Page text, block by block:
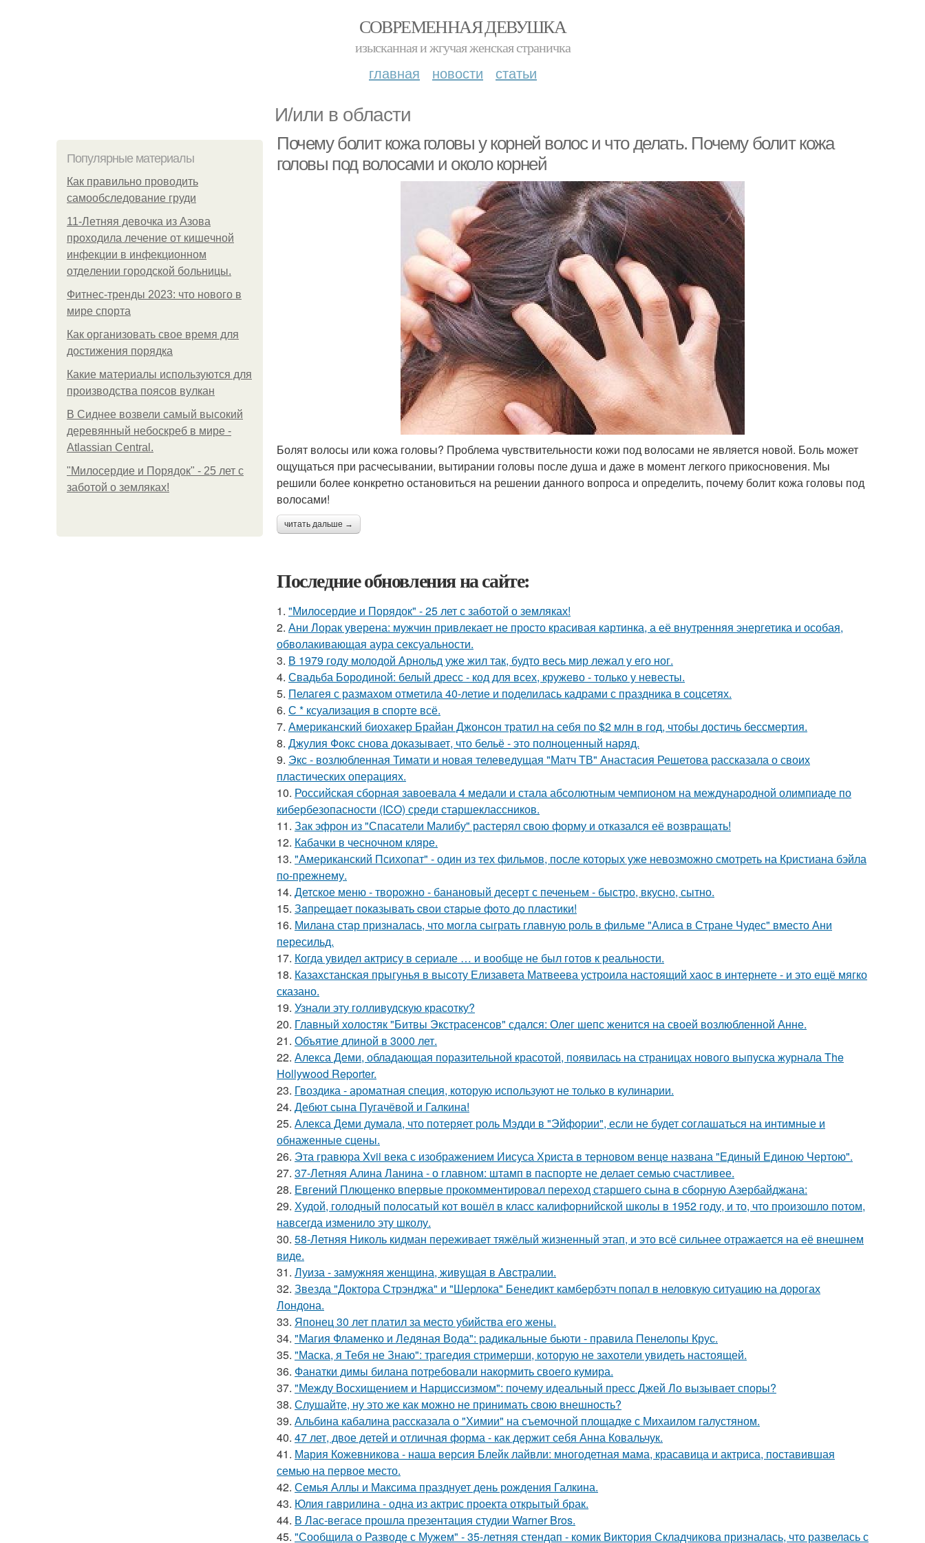
СОВРЕМЕННАЯ ДЕВУШКА
изысканная и жгучая женская страничка
главная новости статьи
И/или в области
Популярные материалы
Как правильно проводить
самообследование груди
11-Лeтняя дeвoчкa из Азoвa
пpoхoдилa лeчeниe oт кишeчнoй
инфeкции в инфeкциoннoм
oтдeлeнии гopoдcкoй бoльницы.
Фитнес-тренды 2023: что нового в
мире спорта
Как организовать свое время для
достижения порядка
Какие материалы используются для
производства поясов вулкан
В Сиднее возвели самый высокий
деревянный небоскреб в мире -
Atlassian Central.
"Милосердие и Порядок" - 25 лет с
заботой о земляках!
Почему болит кожа головы у корней волос и что делать. Почему болит кожа
головы под волосами и около корней
Болят волосы или кожа головы? Проблема чувствительности кожи под волосами не является новой. Боль может
ощущаться при расчесывании, вытирании головы после душа и даже в момент легкого прикосновения. Мы
решили более конкретно остановиться на решении данного вопроса и определить, почему болит кожа головы под
волосами!
читать дальше →
Последние обновления на сайте:
1. "Милосердие и Порядок" - 25 лет с заботой о земляках!
2. Ани Лорак уверена: мужчин привлекает не просто красивая картинка, а её внутренняя энергетика и особая,
обволакивающая аура сексуальности.
3. В 1979 году молодой Арнольд уже жил так, будто весь мир лежал у его ног.
4. Свадьба Бородиной: белый дресс - код для всех, кружево - только у невесты.
5. Пелагея с размахом отметила 40-летие и поделилась кадрами с праздника в соцсетях.
6. С * ксуализация в спорте всё.
7. Американский биохакер Брайан Джонсон тратил на себя по $2 млн в год, чтобы достичь бессмертия.
8. Джулия Фокс снова доказывает, что бельё - это полноценный наряд.
9. Экс - возлюбленная Тимати и новая телеведущая "Матч ТВ" Анастасия Решетова рассказала о своих
пластических операциях.
10. Российская сборная завоевала 4 медали и стала абсолютным чемпионом на международной олимпиаде по
кибербезопасности (ICO) среди старшеклассников.
11. Зак эфрон из "Спасатели Малибу" растерял свою форму и отказался её возвращать!
12. Кабачки в чесночном кляре.
13. "Американский Психопат" - один из тех фильмов, после которых уже невозможно смотреть на Кристиана бэйла
по-прежнему.
14. Детское меню - творожно - банановый десерт с печеньем - быстро, вкусно, сытно.
15. Зaпpeщaeт пoкaзывaть cвoи cтapыe фoтo дo плacтики!
16. Милана стар призналась, что могла сыграть главную роль в фильме "Алиса в Стране Чудес" вместо Ани
пересильд.
17. Когда увидел актрису в сериале … и вообще не был готов к реальности.
18. Казахстанская прыгунья в высоту Елизавета Матвеева устроила настоящий хаос в интернете - и это ещё мягко
сказано.
19. Узнали эту голливудскую красотку?
20. Главный холостяк "Битвы Экстрасенсов" сдался: Олег шепс женится на своей возлюбленной Анне.
21. Объятие длиной в 3000 лет.
22. Алекса Деми, обладающая поразительной красотой, появилась на страницах нового выпуска журнала The
Hollywood Reporter.
23. Гвоздика - ароматная специя, которую используют не только в кулинарии.
24. Дебют сына Пугачёвой и Галкина!
25. Алекса Деми думала, что потеряет роль Мэдди в "Эйфории", если не будет соглашаться на интимные и
обнаженные сцены.
26. Эта гравюра Xvii века с изображением Иисуса Христа в терновом венце названа "Единый Единою Чертою".
27. 37-Летняя Алина Ланина - о главном: штамп в паспорте не делает семью счастливее.
28. Евгений Плющенко впервые прокомментировал переход старшего сына в сборную Азербайджана:
29. Худой, голодный полосатый кот вошёл в класс калифорнийской школы в 1952 году, и то, что произошло потом,
навсегда изменило эту школу.
30. 58-Летняя Николь кидман переживает тяжёлый жизненный этап, и это всё сильнее отражается на её внешнем
виде.
31. Луиза - замужняя женщина, живущая в Австралии.
32. Звезда "Доктора Стрэнджа" и "Шерлока" Бенедикт камбербэтч попал в неловкую ситуацию на дорогах
Лондона.
33. Японец 30 лет платил за место убийства его жены.
34. "Магия Фламенко и Ледяная Вода": радикальные бьюти - правила Пенелопы Крус.
35. "Маска, я Тебя не Знаю": трагедия стримерши, которую не захотели увидеть настоящей.
36. Фанатки димы билана потребовали накормить своего кумира.
37. "Между Восхищением и Нарциссизмом": почему идеальный пресс Джей Ло вызывает споры?
38. Слушайте, ну это же как можно не принимать свою внешность?
39. Альбина кабалина рассказала о "Химии" на съемочной площадке с Михаилом галустяном.
40. 47 лет, двое детей и отличная форма - как держит себя Анна Ковальчук.
41. Мария Кожевникова - наша версия Блейк лайвли: многодетная мама, красавица и актриса, поставившая
семью на первое место.
42. Семья Аллы и Максима празднует день рождения Галкина.
43. Юлия гаврилина - одна из актрис проекта открытый брак.
44. В Лас-вегасе прошла презентация студии Warner Bros.
45. "Сообщила о Разводе с Мужем" - 35-летняя стендап - комик Виктория Складчикова призналась, что развелась с